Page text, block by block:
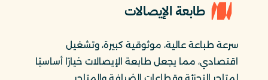
طابعة الإيصالات
سرعة طباعة عالية، موثوقية كبيرة، وتشغيل
اقتصادي، مما يجعل طابعة الإيصالات خيارًا أساسيًا